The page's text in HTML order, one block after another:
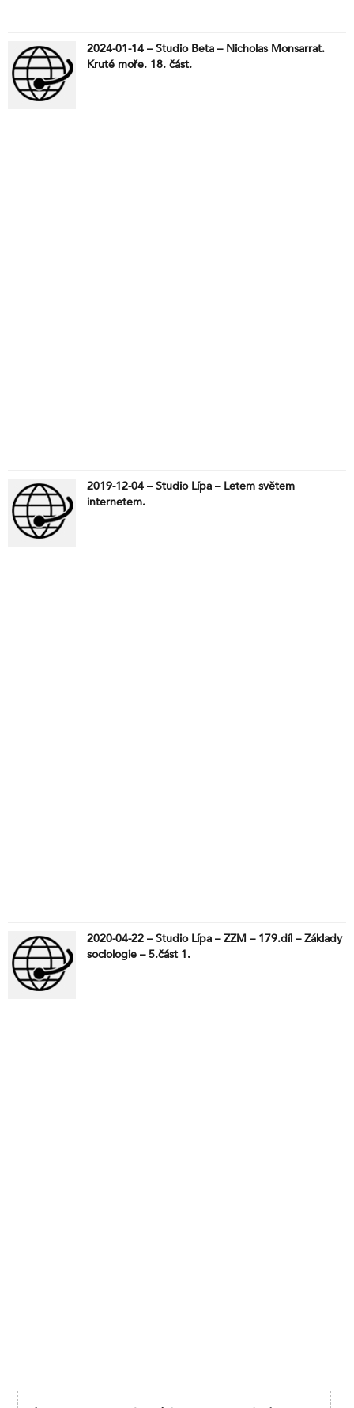
2024-01-14 – Studio Beta – Nicholas Monsarrat.
Kruté moře. 18. část.
2019-12-04 – Studio Lípa – Letem světem
internetem.
2020-04-22 – Studio Lípa – ZZM – 179.díl – Základy
sociologie – 5.část 1.